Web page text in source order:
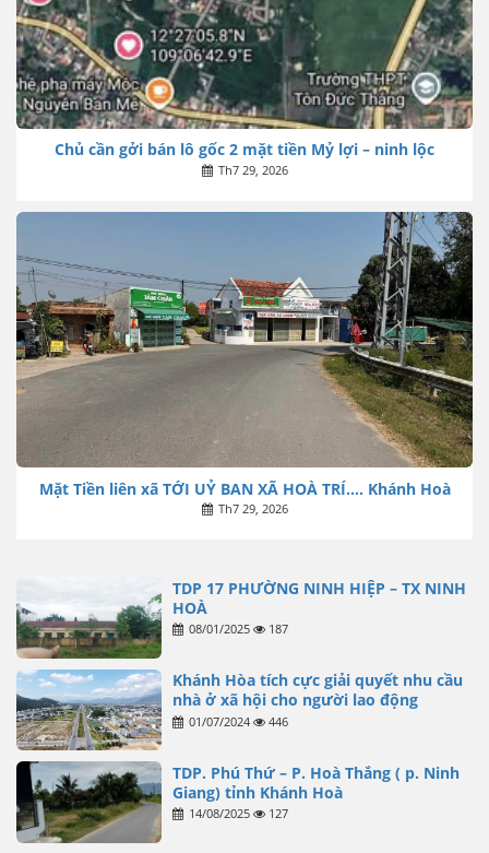
Chủ cần gởi bán lô gốc 2 mặt tiền Mỷ lợi – ninh lộc
Th7 29, 2026
Mặt Tiền liên xã TỚI UỶ BAN XÃ HOÀ TRÍ…. Khánh Hoà
Th7 29, 2026
TDP 17 PHƯỜNG NINH HIỆP – TX NINH
HOÀ
08/01/2025 187
Khánh Hòa tích cực giải quyết nhu cầu
nhà ở xã hội cho người lao động
01/07/2024 446
TDP. Phú Thứ – P. Hoà Thắng ( p. Ninh
Giang) tỉnh Khánh Hoà
14/08/2025 127